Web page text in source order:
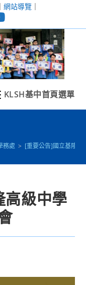
網站導覽｜
KLSH基中首頁選單
務處 > [重要公告]國立基隆高
級中學